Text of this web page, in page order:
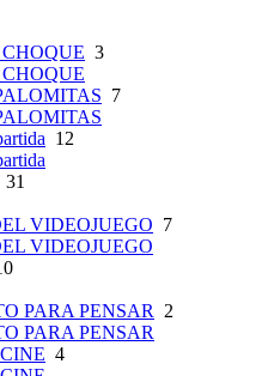
3
7
12
31
VIDEOJUEGO 7
VIDEOJUEGO
PARA PENSAR
2
PARA PENSAR
4